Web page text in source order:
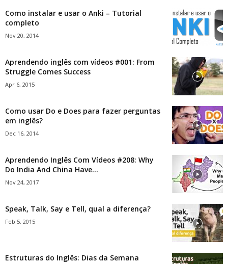
Como instalar e usar o Anki – Tutorial
completo
Nov 20, 2014
Aprendendo inglês com vídeos #001: From
Struggle Comes Success
Apr 6, 2015
Como usar Do e Does para fazer perguntas
em inglês?
Dec 16, 2014
Aprendendo Inglês Com Vídeos #208: Why
Do India And China Have...
Nov 24, 2017
Speak, Talk, Say e Tell, qual a diferença?
Feb 5, 2015
Estruturas do Inglês: Dias da Semana